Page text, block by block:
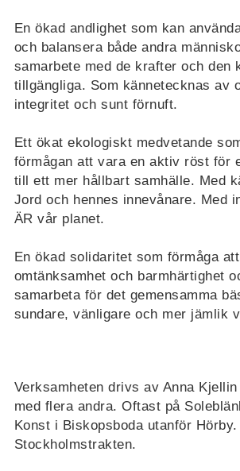
En ökad andlighet som kan
och balansera både andra
samarbete med de krafter och den
tillgängliga. Som kännetecknas av
integritet och sunt förnuft.
Ett ökat ekologiskt medvetande
förmågan att vara en aktiv röst för
till ett mer hållbart samhälle. Med
Jord och hennes innevånare. Med
ÄR vår planet.
En ökad solidaritet som förmåga
omtänksamhet och barmhärtighet
samarbeta för det gemensamma
sundare, vänligare och mer jämlik
Verksamheten drivs av Anna
med flera andra. Oftast på
Konst i Biskopsboda utanför
Stockholmstrakten.